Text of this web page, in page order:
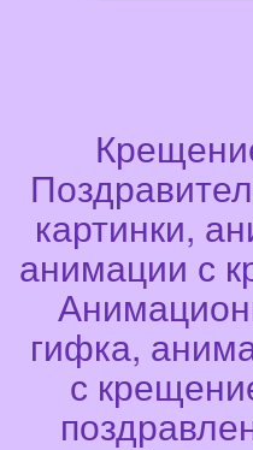
картинки,
анимации с
гифка,
с